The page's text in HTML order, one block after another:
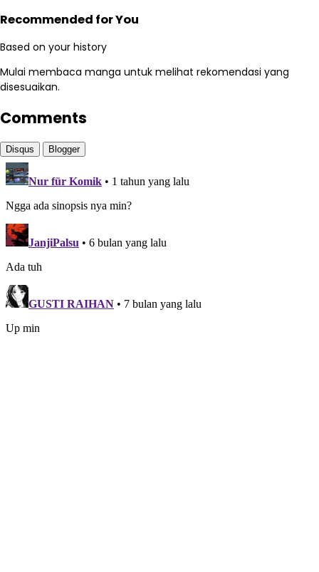
Recommended for You
Based on your history
Mulai membaca manga untuk melihat rekomendasi yang
disesuaikan.
Comments
Disqus Blogger